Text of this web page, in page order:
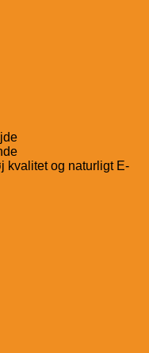
kvalitet og naturligt E-